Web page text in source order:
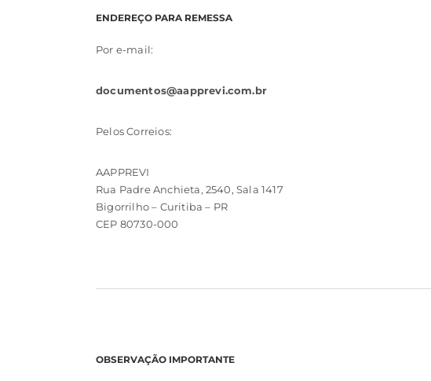
ENDEREÇO PARA REMESSA
Por e-mail:
documentos@aapprevi.com.br
Pelos Correios:
AAPPREVI
Rua Padre Anchieta, 2540, Sala 1417
Bigorrilho – Curitiba – PR
CEP 80730-000
OBSERVAÇÃO IMPORTANTE